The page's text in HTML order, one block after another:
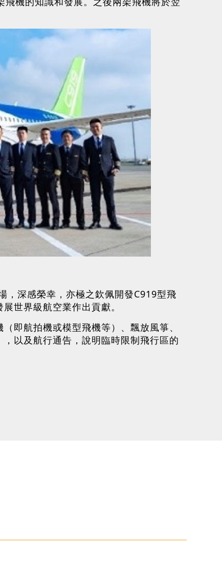
，深感榮幸，亦極之欽佩開發C919型飛
世界級航空業作出貢獻。
即航拍機或模型飛機等）、飄放風箏、
以及航行通告，說明臨時限制飛行區的